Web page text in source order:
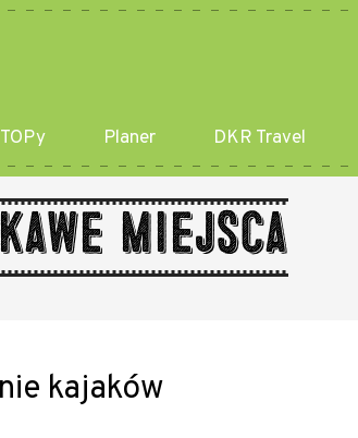
TOPy Planer DKR Travel
miejsca
kajaków